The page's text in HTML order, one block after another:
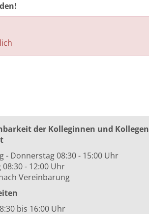
der Kolleginnen und Kollegen
- Donnerstag 08:30 - 15:00 Uhr
08:30 - 12:00 Uhr
Vereinbarung
bis 16:00 Uhr